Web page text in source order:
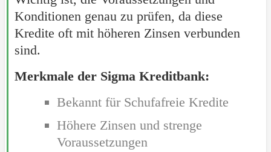
Konditionen genau zu prüfen, da diese
Kredite oft mit höheren Zinsen verbunden
sind.
Merkmale der Sigma Kreditbank:
Bekannt für Schufafreie Kredite
Höhere Zinsen und strenge
Voraussetzungen